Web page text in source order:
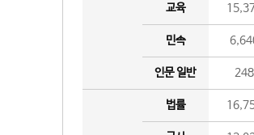
교육
민속
인문 일반 248
법률